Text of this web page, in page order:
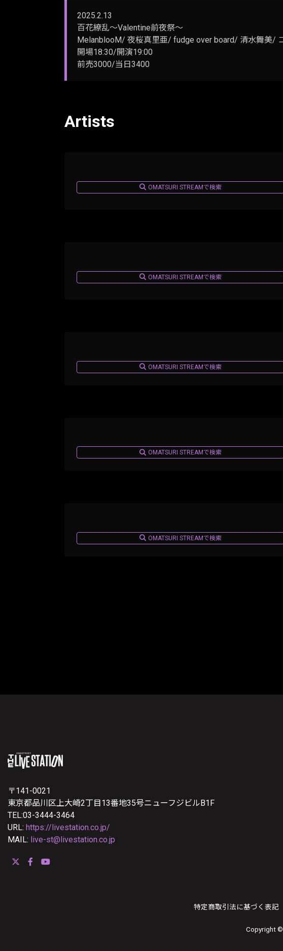
2025.2.13
百花繚乱～Valentine前夜祭～
MelanblooM/ 夜桜真里亜/ fudge over board/ 清水舞美/
開場18:30/開演19:00
前売3000/当日3400
Artists
OMATSURI STREAMで検索
OMATSURI STREAMで検索
OMATSURI STREAMで検索
OMATSURI STREAMで検索
OMATSURI STREAMで検索
〒141-0021
東京都品川区上大崎2丁目13番地35号ニューフジビルB1F
TEL:03-3444-3464
URL: https://livestation.co.jp/
MAIL: live-st@livestation.co.jp
特定商取引法に基づく表記
Copyright ©